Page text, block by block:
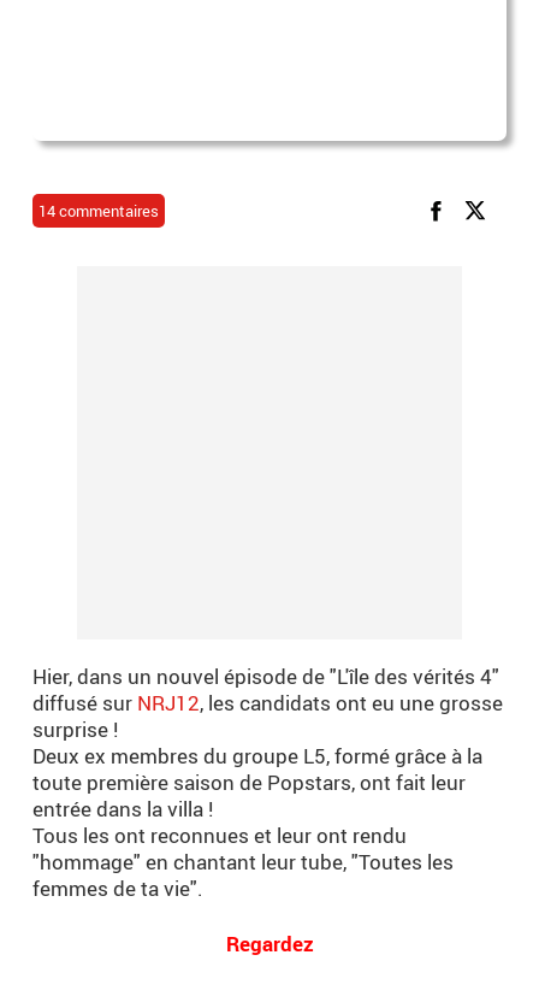
14 commentaires
Hier, dans un nouvel épisode de "L'île des vérités 4"
diffusé sur NRJ12, les candidats ont eu une grosse
surprise !
Deux ex membres du groupe L5, formé grâce à la
toute première saison de Popstars, ont fait leur
entrée dans la villa !
Tous les ont reconnues et leur ont rendu
"hommage" en chantant leur tube, "Toutes les
femmes de ta vie".
Regardez